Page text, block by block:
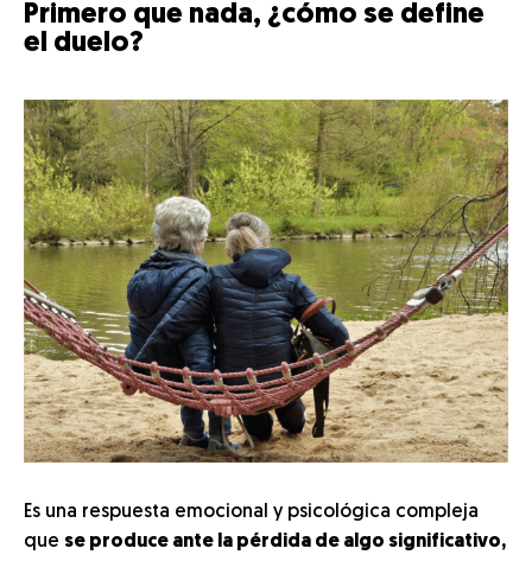
Primero que nada, ¿cómo se define
el duelo?
Es una respuesta emocional y psicológica compleja
que se produce ante la pérdida de algo significativo,